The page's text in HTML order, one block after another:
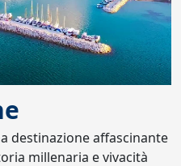
destinazione affascinante
millenaria e vivacità